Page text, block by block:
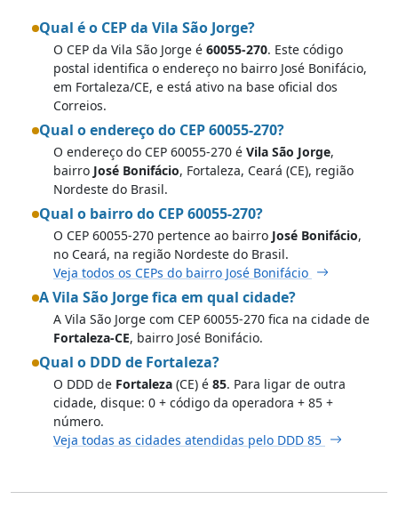
Qual é o CEP da Vila São Jorge?
O CEP da Vila São Jorge é 60055-270. Este código
postal identifica o endereço no bairro José Bonifácio,
em Fortaleza/CE, e está ativo na base oficial dos
Correios.
Qual o endereço do CEP 60055-270?
O endereço do CEP 60055-270 é Vila São Jorge,
bairro José Bonifácio, Fortaleza, Ceará (CE), região
Nordeste do Brasil.
Qual o bairro do CEP 60055-270?
O CEP 60055-270 pertence ao bairro José Bonifácio,
no Ceará, na região Nordeste do Brasil.
Veja todos os CEPs do bairro José Bonifácio
A Vila São Jorge fica em qual cidade?
A Vila São Jorge com CEP 60055-270 fica na cidade de
Fortaleza-CE, bairro José Bonifácio.
Qual o DDD de Fortaleza?
O DDD de Fortaleza (CE) é 85. Para ligar de outra
cidade, disque: 0 + código da operadora + 85 +
número.
Veja todas as cidades atendidas pelo DDD 85